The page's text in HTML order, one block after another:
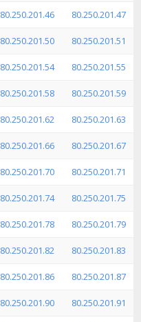
80.250.201.46 80.250.201.47
80.250.201.50 80.250.201.51
80.250.201.54 80.250.201.55
80.250.201.58 80.250.201.59
80.250.201.62 80.250.201.63
80.250.201.66 80.250.201.67
80.250.201.70 80.250.201.71
80.250.201.74 80.250.201.75
80.250.201.78 80.250.201.79
80.250.201.82 80.250.201.83
80.250.201.86 80.250.201.87
80.250.201.90 80.250.201.91